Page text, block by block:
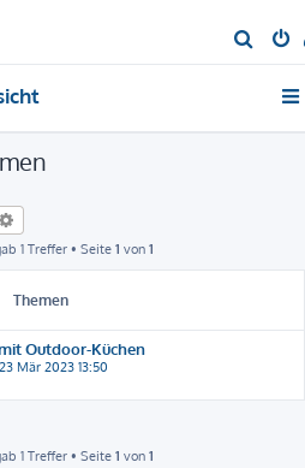
u
1 Treffer • Seite 1 von 1
Themen
Outdoor-Küchen
23 Mär 2023 13:50
1 Treffer • Seite 1 von 1